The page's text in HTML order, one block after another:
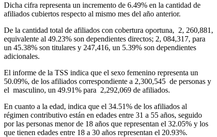
Dicha cifra representa un incremento de 6.49% en la cantidad de
afiliados cubiertos respecto al mismo mes del año anterior.
De la cantidad total de afiliados con cobertura oportuna, 2, 260,881,
equivalente al 49.23% son dependientes directos; 2, 084,317, para
un 45.38% son titulares y 247,416, un 5.39% son dependientes
adicionales.
El informe de la TSS indica que el sexo femenino representa un
50.09%, de los afiliados correspondiente a 2,300,545 de personas y
el masculino, un 49.91% para 2,292,069 de afiliados.
En cuanto a la edad, indica que el 34.51% de los afiliados al
régimen contributivo están en edades entre 31 a 55 años, seguido
por las personas menor de 18 años que representan el 32.05% y los
que tienen edades entre 18 a 30 años representan el 20.93%.